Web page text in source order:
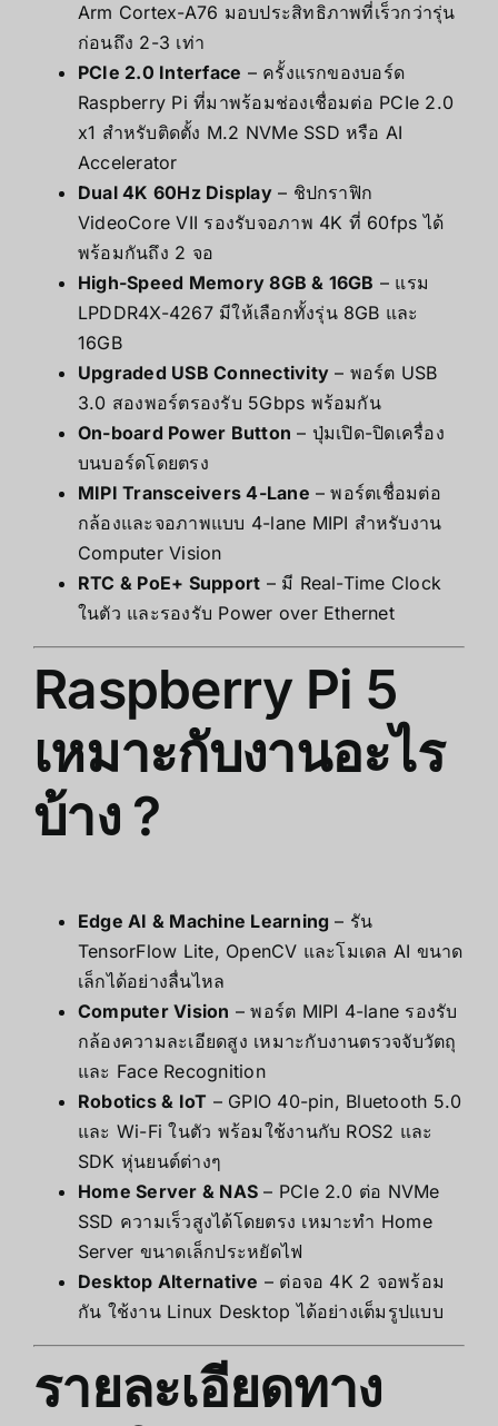
Arm Cortex-A76 มอบประสิทธิภาพที่เร็วกว่ารุ่น
ก่อนถึง 2-3 เท่า
PCIe 2.0 Interface – ครั้งแรกของบอร์ด
Raspberry Pi ที่มาพร้อมช่องเชื่อมต่อ PCIe 2.0
x1 สำหรับติดตั้ง M.2 NVMe SSD หรือ AI
Accelerator
Dual 4K 60Hz Display– ชิปกราฟิก
VideoCore VII รองรับจอภาพ 4K ที่ 60fps ได้
พร้อมกันถึง 2 จอ
High-Speed Memory 8GB & 16GB – แรม
LPDDR4X-4267 มีให้เลือกทั้งรุ่น 8GB และ
16GB
Upgraded USB Connectivity – พอร์ต USB
3.0 สองพอร์ตรองรับ 5Gbps พร้อมกัน
On-board Power Button – ปุ่มเปิด-ปิดเครื่อง
บนบอร์ดโดยตรง
MIPI Transceivers 4-Lane – พอร์ตเชื่อมต่อ
กล้องและจอภาพแบบ 4-lane MIPI สำหรับงาน
Computer Vision
RTC & PoE+ Support – มี Real-Time Clock
ในตัว และรองรับ Power over Ethernet
Raspberry Pi 5
เหมาะกับงานอะไร
บ้าง ?
Edge AI & Machine Learning – รัน
TensorFlow Lite, OpenCV และโมเดล AI ขนาด
เล็กได้อย่างลื่นไหล
Computer Vision – พอร์ต MIPI 4-lane รองรับ
กล้องความละเอียดสูง เหมาะกับงานตรวจจับวัตถุ
และ Face Recognition
Robotics & IoT – GPIO 40-pin, Bluetooth 5.0
และ Wi-Fi ในตัว พร้อมใช้งานกับ ROS2 และ
SDK หุ่นยนต์ต่างๆ
Home Server & NAS – PCIe 2.0 ต่อ NVMe
SSD ความเร็วสูงได้โดยตรง เหมาะทำ Home
Server ขนาดเล็กประหยัดไฟ
Desktop Alternative – ต่อจอ 4K 2 จอพร้อม
กัน ใช้งาน Linux Desktop ได้อย่างเต็มรูปแบบ
รายละเอียดทาง